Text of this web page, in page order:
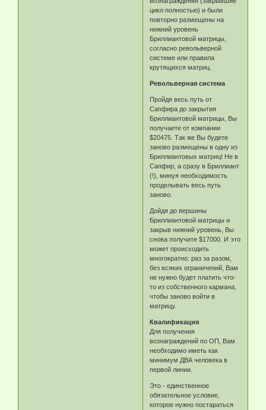
цикл полностью) и были
повторно размещены на
нижний уровень
Бриллиантовой матрицы,
согласно револьверной
системе или правила
крутящихся матриц.
Револьверная система
Пройдя весь путь от
Сапфира до закрытия
Бриллиантовой матрицы, Вы
получаете от компании
$20475. Так же Вы будете
заново размещены в одну из
Бриллиантовых матриц! Не в
Сапфир, а сразу в Бриллиант
(!), минуя необходимость
проделывать весь путь
заново.
Дойдя до вершины
Бриллиантовой матрицы и
закрыв нижний уровень, Вы
снова получите $17000. И это
может происходить
многократно: раз за разом,
без всяких ограничений, Вам
не нужно будет платить что-
то из собственного кармана,
чтобы заново войти в
матрицу.
Квалификация
Для получения
вознаграждений по ОП, Вам
необходимо иметь как
минимум ДВА человека в
первой линии.
Это - единственное
обязательное условие,
которое нужно постараться